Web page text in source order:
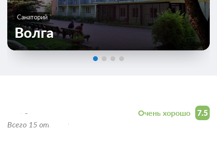
Санаторий
Волга
7.5
Очень хорошо
Всего 15 отзывов